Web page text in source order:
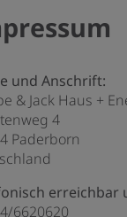
und Anschrift:
& Jack Haus +
4
Paderborn
erreichbar
6620620